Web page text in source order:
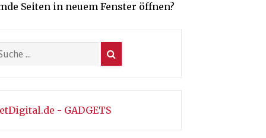
Seiten in neuem Fenster öffnen?
- GADGETS